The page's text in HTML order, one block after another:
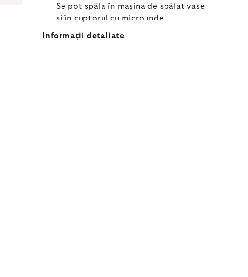
Se pot spăla în mașina de spălat vase
și în cuptorul cu microunde
Informaţii detaliate